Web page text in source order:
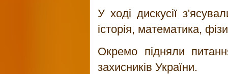
У ході дискусії
історія, математика,
Окремо підняли
захисників України.